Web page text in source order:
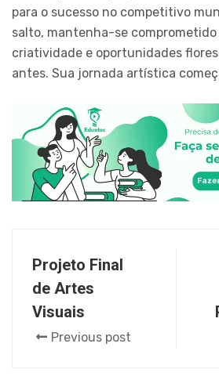
para o sucesso no competitivo
salto, mantenha-se comprometido
criatividade e oportunidades
antes. Sua jornada artística
Projeto Final
de Artes
Visuais
Previous post